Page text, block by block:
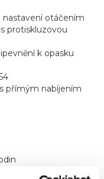
nastavení otáčením
protiskluzovou
k opasku
přímým nabíjením